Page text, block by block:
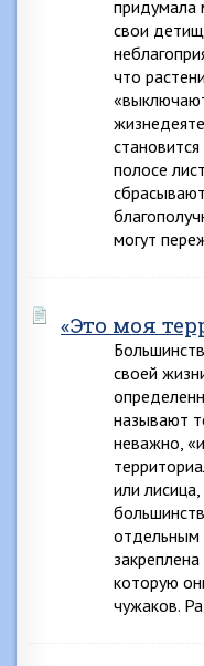
придумала
свои
что
полосе
могут
«Это моя
своей
называют
неважно,
или
отдельным
которую
чужаков.